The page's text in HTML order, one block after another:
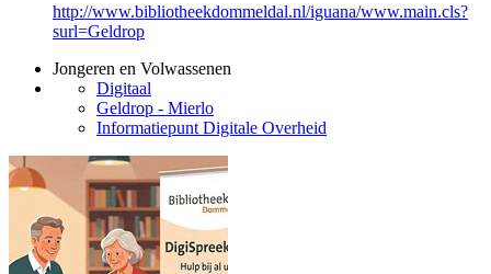
http://www.bibliotheekdommeldal.nl/iguana/www.main.cls?
surl=Geldrop
Jongeren en Volwassenen
Digitaal
Geldrop - Mierlo
Informatiepunt Digitale Overheid